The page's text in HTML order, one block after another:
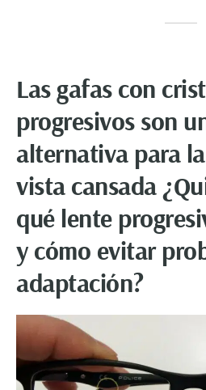
Las gafas con
progresivos son
alternativa para
vista cansada
qué lente
y cómo evitar
adaptación?